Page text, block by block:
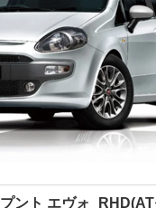
プント エヴォ